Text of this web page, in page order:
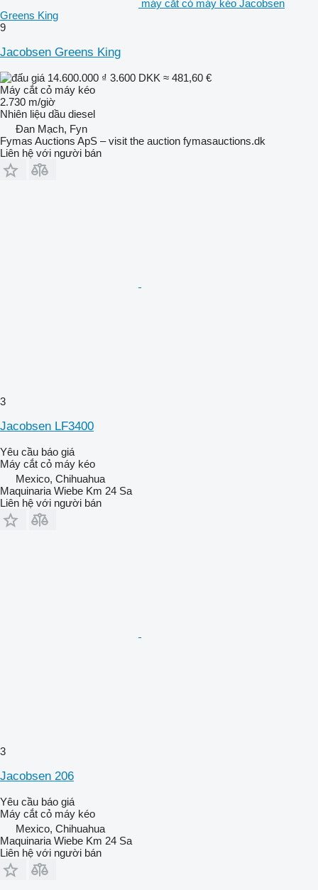
máy cắt cỏ máy kéo Jacobsen
Greens King
9
Jacobsen Greens King
14.600.000 ₫ 3.600 DKK ≈ 481,60 €
Máy cắt cỏ máy kéo
2.730 m/giờ
Nhiên liệu dầu diesel
Đan Mạch, Fyn
Fymas Auctions ApS – visit the auction fymasauctions.dk
Liên hệ với người bán
3
Jacobsen LF3400
Yêu cầu báo giá
Máy cắt cỏ máy kéo
Mexico, Chihuahua
Maquinaria Wiebe Km 24 Sa
Liên hệ với người bán
3
Jacobsen 206
Yêu cầu báo giá
Máy cắt cỏ máy kéo
Mexico, Chihuahua
Maquinaria Wiebe Km 24 Sa
Liên hệ với người bán